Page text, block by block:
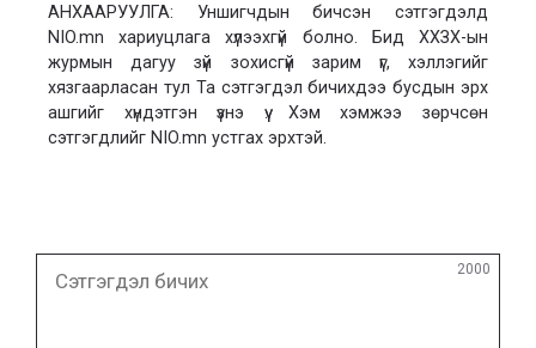
АНХААРУУЛГА: Уншигчдын бичсэн сэтгэгдэлд
NIO.mn хариуцлага хүлээхгүй болно. Бид ХХЗХ-ын
журмын дагуу зүй зохисгүй зарим үг, хэллэгийг
хязгаарласан тул Та сэтгэгдэл бичихдээ бусдын эрх
ашгийг хүндэтгэн үзнэ үү. Хэм хэмжээ зөрчсөн
сэтгэгдлийг NIO.mn устгах эрхтэй.
бичих
2000